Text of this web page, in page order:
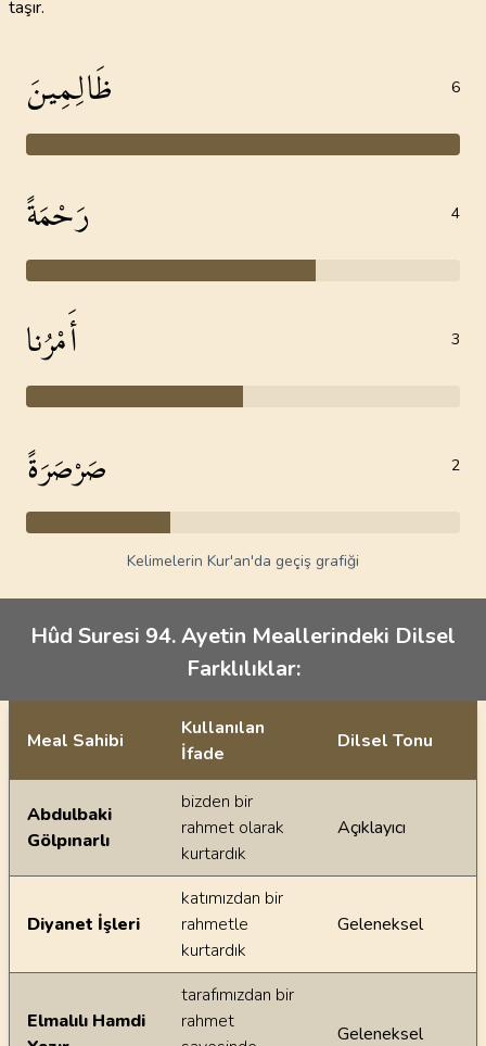
taşır.
ظَالِمِينَ 6
رَحْمَةً 4
أَمْرُنا 3
صَرْصَرَةً 2
Kelimelerin Kur'an'da geçiş grafiği
Hûd Suresi 94. Ayetin Meallerindeki Dilsel
Farklılıklar:
Ayetin meallerindeki dilsel farklılıklar
Meal Sahibi
Kullanılan
İfade
Dilsel Tonu
Abdulbaki
Gölpınarlı
bizden bir
rahmet olarak
kurtardık
Açıklayıcı
Diyanet İşleri
katımızdan bir
rahmetle
kurtardık
Geleneksel
Elmalılı Hamdi
tarafımızdan bir
rahmet
Geleneksel